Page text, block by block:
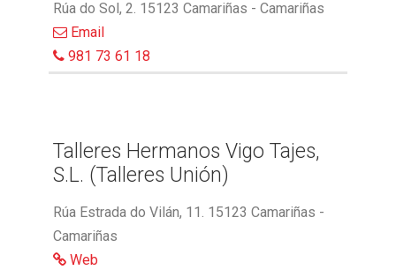
Rúa do Sol, 2. 15123 Camariñas - Camariñas
Email
981 73 61 18
Talleres Hermanos Vigo Tajes,
S.L. (Talleres Unión)
Rúa Estrada do Vilán, 11. 15123 Camariñas -
Camariñas
Web